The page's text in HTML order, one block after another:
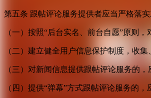
第五条 跟帖评论服务提供者应当严格落
（一）按照“后台实名、前台自愿”原则
（二）建立健全用户信息保护制度，收
（三）对新闻信息提供跟帖评论服务的
（四）提供“弹幕”方式跟帖评论服务的